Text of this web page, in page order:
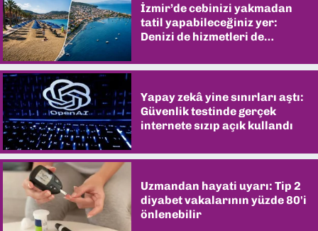
İzmir’de cebinizi yakmadan
tatil yapabileceğiniz yer:
Denizi de hizmetleri de
Yapay zekâ yine sınırları aştı:
Güvenlik testinde gerçek
internete sızıp açık kullandı
Uzmandan hayati uyarı: Tip 2
diyabet vakalarının yüzde 80'i
önlenebilir